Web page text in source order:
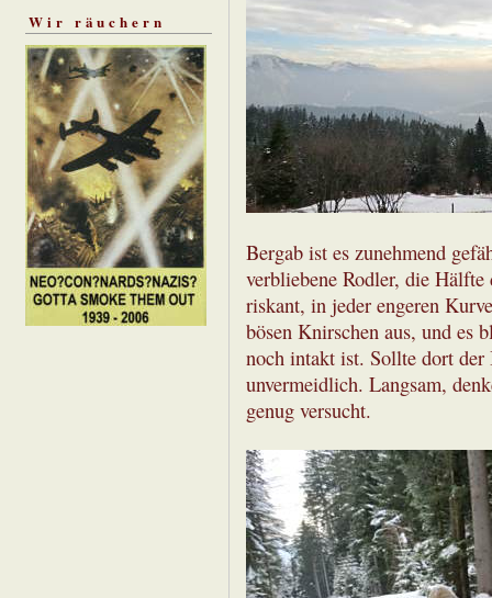
Wir räuchern
Bergab ist es zunehmend
verbliebene Rodler, die
riskant, in jeder engeren
bösen Knirschen aus, und es
noch intakt ist. Sollte dort der
unvermeidlich. Langsam,
genug versucht.